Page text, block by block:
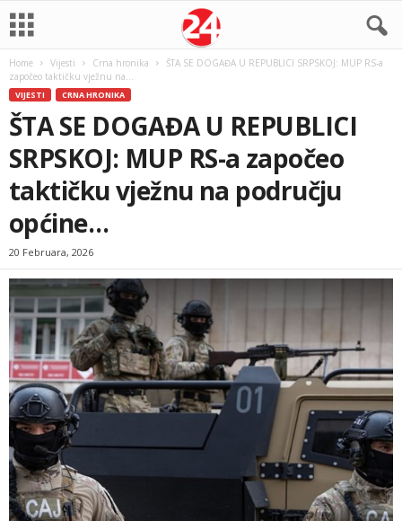
Home Vijesti Crna hronika
ŠTA SE DOGAĐA U REPUBLICI SRPSKOJ: MUP RS-a
započeo taktičku vježnu na...
VIJESTI CRNA HRONIKA
ŠTA SE DOGAĐA U REPUBLICI
SRPSKOJ: MUP RS-a započeo
taktičku vježnu na području
općine…
20 Februara, 2026